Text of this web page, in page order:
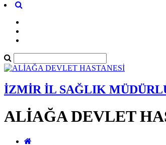
İZMİR İL SAĞLIK
ALİAĞA DEVLET